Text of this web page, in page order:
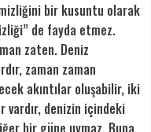
bir kusuntu olarak
de fayda etmez.
zaten. Deniz
zaman zaman
akıntılar oluşabilir, iki
vardır, denizin içindeki